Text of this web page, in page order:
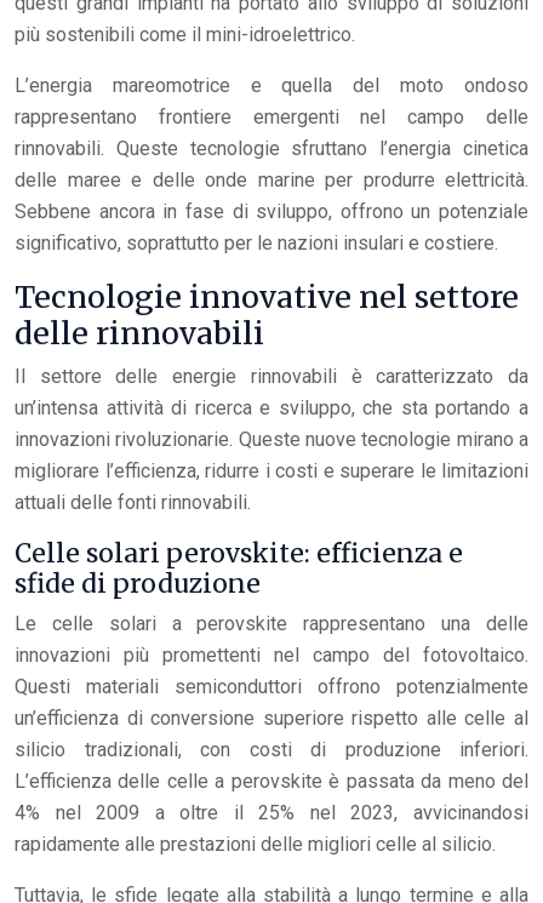
più sostenibili come il mini-idroelettrico.
L’energia mareomotrice e quella del moto ondoso
rappresentano frontiere emergenti nel campo delle
rinnovabili. Queste tecnologie sfruttano l’energia cinetica
delle maree e delle onde marine per produrre elettricità.
Sebbene ancora in fase di sviluppo, offrono un potenziale
significativo, soprattutto per le nazioni insulari e costiere.
Tecnologie innovative nel settore
delle rinnovabili
Il settore delle energie rinnovabili è caratterizzato da
un’intensa attività di ricerca e sviluppo, che sta portando a
innovazioni rivoluzionarie. Queste nuove tecnologie mirano a
migliorare l’efficienza, ridurre i costi e superare le limitazioni
attuali delle fonti rinnovabili.
Celle solari perovskite: efficienza e
sfide di produzione
Le celle solari a perovskite rappresentano una delle
innovazioni più promettenti nel campo del fotovoltaico.
Questi materiali semiconduttori offrono potenzialmente
un’efficienza di conversione superiore rispetto alle celle al
silicio tradizionali, con costi di produzione inferiori.
L’efficienza delle celle a perovskite è passata da meno del
4% nel 2009 a oltre il 25% nel 2023, avvicinandosi
rapidamente alle prestazioni delle migliori celle al silicio.
Tuttavia, le sfide legate alla stabilità a lungo termine e alla